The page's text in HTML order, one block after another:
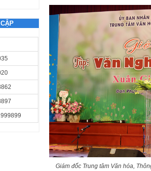
Giám đốc Trung tâm Văn hóa,